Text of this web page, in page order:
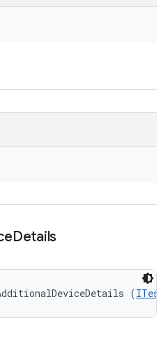
Details
(